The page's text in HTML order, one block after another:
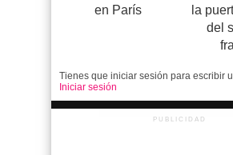
en París
la
del
Tienes que iniciar sesión para escribir
Iniciar sesión
PUBLICIDAD